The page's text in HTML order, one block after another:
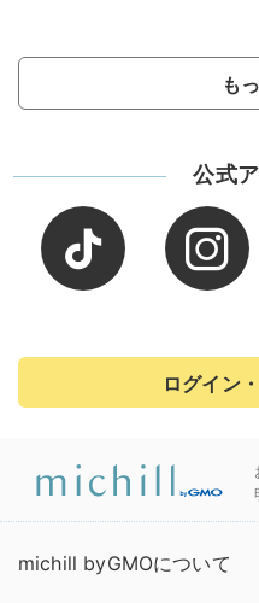
も
公式
ログイン
michill byGMOについて